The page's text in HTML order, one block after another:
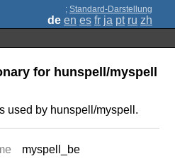
; Standard-Darstellung
de en es fr ja pt ru zh
for hunspell/myspell
used by hunspell/myspell.
myspell_be